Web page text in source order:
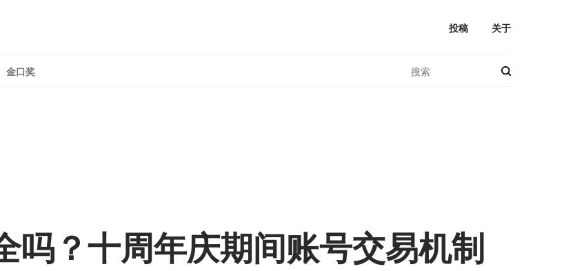
投稿 关于
金口奖
吗？十周年庆期间账号交易机制